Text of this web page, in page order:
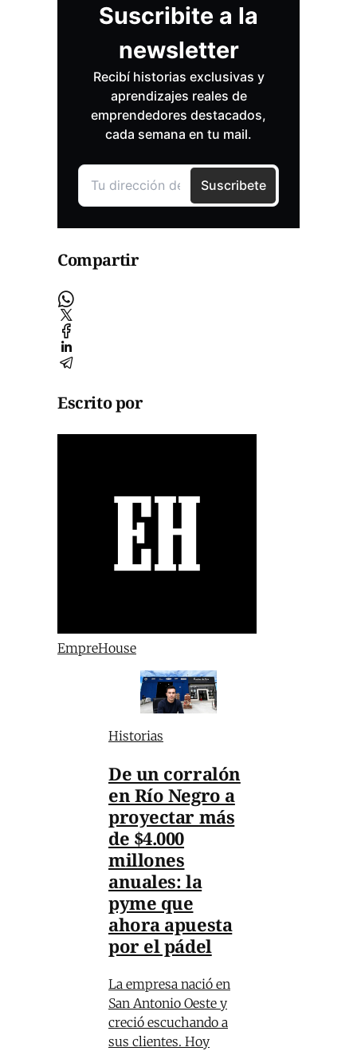
Compartir
Escrito por
EmpreHouse
Historias
De un corralón
en Río Negro a
proyectar más
de $4.000
millones
anuales: la
pyme que
ahora apuesta
por el pádel
La empresa nació en
San Antonio Oeste y
creció escuchando a
sus clientes. Hoy